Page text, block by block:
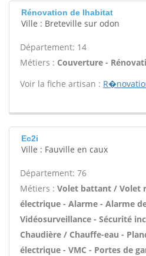
Rénovation de lhabitat
Ville : Breteville sur odon
Département: 14
Métiers : Couverture -
Voir la fiche artisan :
Ec2i
Ville : Fauville en caux
Département: 76
Métiers : Volet battant / Volet
électrique - Alarme - Alarme
Vidéosurveillance - Sécurité
Chaudière / Chauffe-eau -
électrique - VMC - Portes de